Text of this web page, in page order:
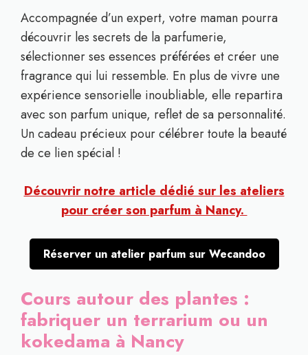
Accompagnée d’un expert, votre maman pourra
découvrir les secrets de la parfumerie,
sélectionner ses essences préférées et créer une
fragrance qui lui ressemble. En plus de vivre une
expérience sensorielle inoubliable, elle repartira
avec son parfum unique, reflet de sa personnalité.
Un cadeau précieux pour célébrer toute la beauté
de ce lien spécial !
Découvrir notre article dédié sur les ateliers
pour créer son parfum à Nancy.
Réserver un atelier parfum sur Wecandoo
Cours autour des plantes :
fabriquer un terrarium ou un
kokedama à Nancy